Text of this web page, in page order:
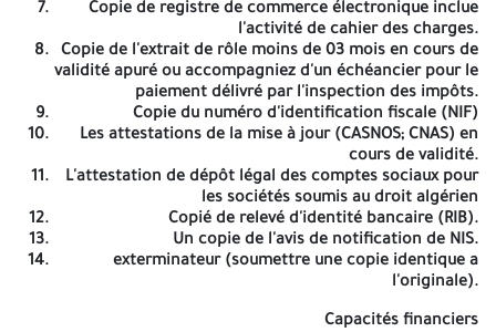
SECRITARIAT GENERAL
SERVICE DES MARCHES ET COMMANDES
PUBLICS
NUMERO D'IDENTIFICATION FISCALE NIF
098423015167130
Avis d'Appel D'offres Ouvert Avec Exigence
De Capacités Minimale N° 09/2026
Le Président de l'assemblé populaire de La commune d'Annaba.
Capacites Minimale en application des article 39,40,42 alinéa 2 et
Copie de registre de commerce électronique inclue
l'activité de cahier des charges.
Copie de l'extrait de rôle moins de 03 mois en cours de
validité apuré ou accompagniez d'un échéancier pour le
paiement délivré par l'inspection des impôts.
Copie du numéro d'identification fiscale (NIF)
Les attestations de la mise à jour (CASNOS; CNAS) en
cours de validité.
L'attestation de dépôt légal des comptes sociaux pour
les sociétés soumis au droit algérien
Copié de relevé d'identité bancaire (RIB).
Un copie de l'avis de notification de NIS.
exterminateur (soumettre une copie identique a
l'originale).
Capacités financiers